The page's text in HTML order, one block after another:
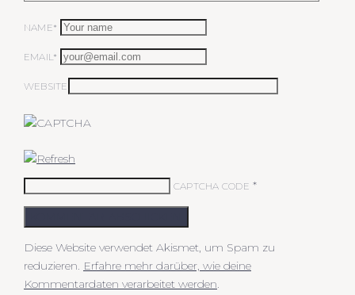
NAME*
EMAIL*
WEBSITE
CAPTCHA CODE *
Diese Website verwendet Akismet, um Spam zu
reduzieren. Erfahre mehr darüber, wie deine
Kommentardaten verarbeitet werden.